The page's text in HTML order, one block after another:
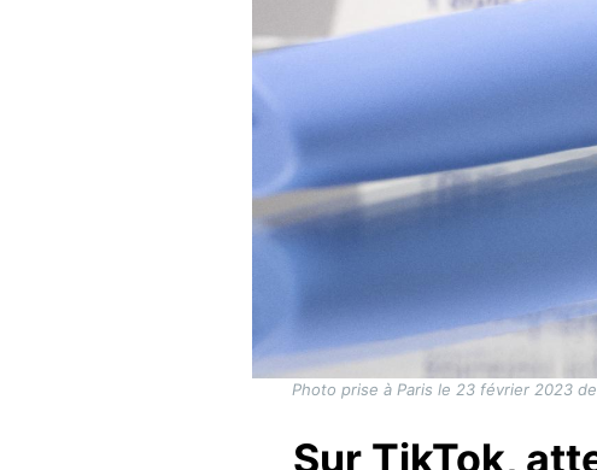
Photo prise à Paris le 23 février 2023
Sur TikTok,